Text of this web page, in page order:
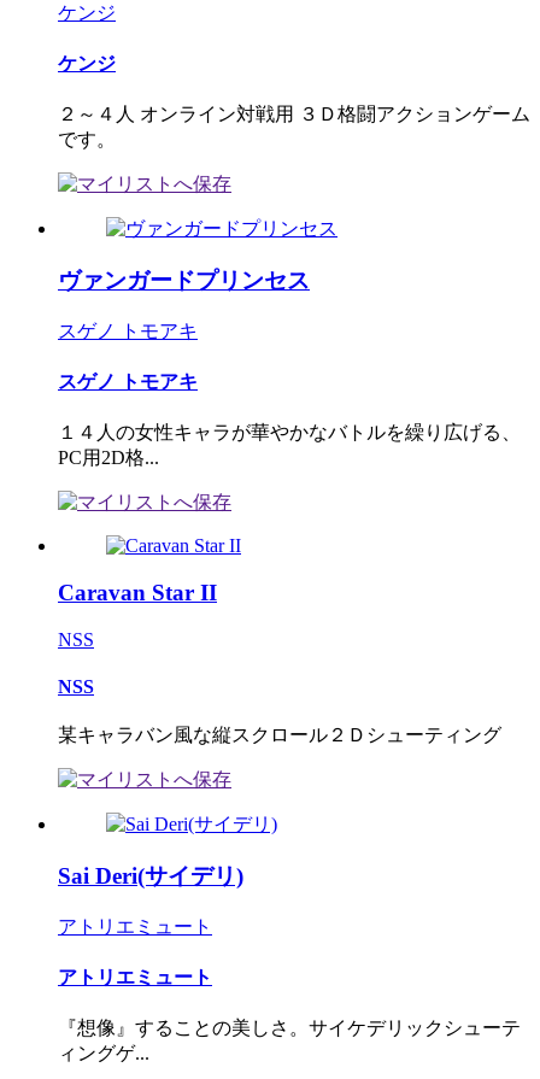
ケンジ
ケンジ
２～４人 オンライン対戦用 ３Ｄ格闘アクションゲーム
です。
ヴァンガードプリンセス
スゲノ トモアキ
スゲノ トモアキ
１４人の女性キャラが華やかなバトルを繰り広げる、
PC用2D格...
Caravan Star II
NSS
NSS
某キャラバン風な縦スクロール２Ｄシューティング
Sai Deri(サイデリ)
アトリエミュート
アトリエミュート
『想像』することの美しさ。サイケデリックシューテ
ィングゲ...